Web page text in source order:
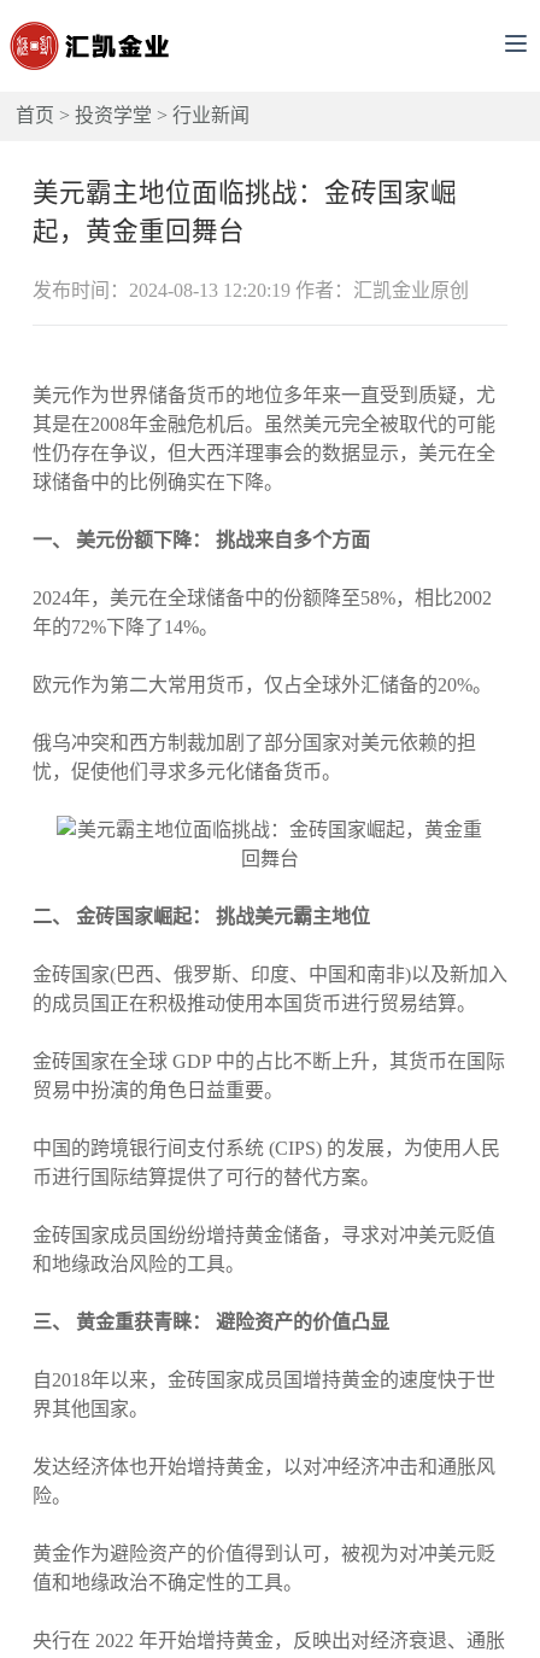
首页 >投资学堂 >行业新闻
美元霸主地位面临挑战：金砖国家崛
起，黄金重回舞台
发布时间：2024-08-13 12:20:19 作者：汇凯金业原创
美元作为世界储备货币的地位多年来一直受到质疑，尤
其是在2008年金融危机后。虽然美元完全被取代的可能
性仍存在争议，但大西洋理事会的数据显示，美元在全
球储备中的比例确实在下降。
一、 美元份额下降： 挑战来自多个方面
2024年，美元在全球储备中的份额降至58%，相比2002
年的72%下降了14%。
欧元作为第二大常用货币，仅占全球外汇储备的20%。
俄乌冲突和西方制裁加剧了部分国家对美元依赖的担
忧，促使他们寻求多元化储备货币。
二、 金砖国家崛起： 挑战美元霸主地位
金砖国家(巴西、俄罗斯、印度、中国和南非)以及新加入
的成员国正在积极推动使用本国货币进行贸易结算。
金砖国家在全球 GDP 中的占比不断上升，其货币在国际
贸易中扮演的角色日益重要。
中国的跨境银行间支付系统 (CIPS) 的发展，为使用人民
币进行国际结算提供了可行的替代方案。
金砖国家成员国纷纷增持黄金储备，寻求对冲美元贬值
和地缘政治风险的工具。
三、 黄金重获青睐： 避险资产的价值凸显
自2018年以来，金砖国家成员国增持黄金的速度快于世
界其他国家。
发达经济体也开始增持黄金，以对冲经济冲击和通胀风
险。
黄金作为避险资产的价值得到认可，被视为对冲美元贬
值和地缘政治不确定性的工具。
央行在 2022 年开始增持黄金，反映出对经济衰退、通胀